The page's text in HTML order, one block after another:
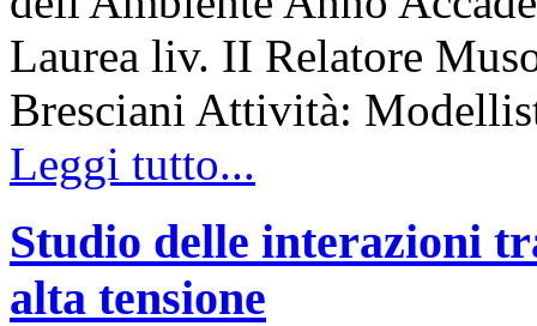
Laurea liv. II Relatore
Bresciani Attività:
Leggi tutto...
Studio delle interazioni
alta tensione